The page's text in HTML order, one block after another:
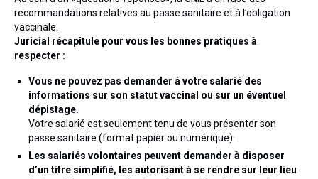
Droit Pénal du Travail et des Affaires
Droit Rural et de l’Environnement
Nos formations
Formations Spécial BTP
Formations Droit de la construction et de
l’urbanisme
recommandations relatives au passe sanitaire et à l’obligation
vaccinale.
Juricial récapitule pour vous les bonnes pratiques à
respecter :
Vous ne pouvez pas demander à votre salarié des
informations sur son statut vaccinal ou sur un éventuel
dépistage.
Votre salarié est seulement tenu de vous présenter son
passe sanitaire (format papier ou numérique).
Les salariés volontaires peuvent demander à disposer
d’un titre simplifié, les autorisant à se rendre sur leur lieu